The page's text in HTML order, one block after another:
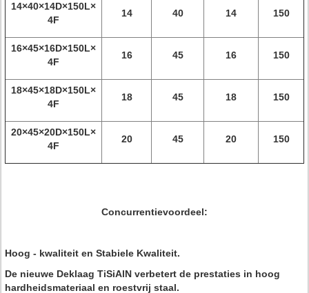
14×40×14D×150L×
4F
14 40 14 150
16×45×16D×150L×
4F
16 45 16 150
18×45×18D×150L×
4F
18 45 18 150
20×45×20D×150L×
4F
20 45 20 150
Concurrentievoordeel:
Hoog - kwaliteit en Stabiele Kwaliteit.
De nieuwe Deklaag TiSiAlN verbetert de prestaties in hoog
hardheidsmateriaal en roestvrij staal.